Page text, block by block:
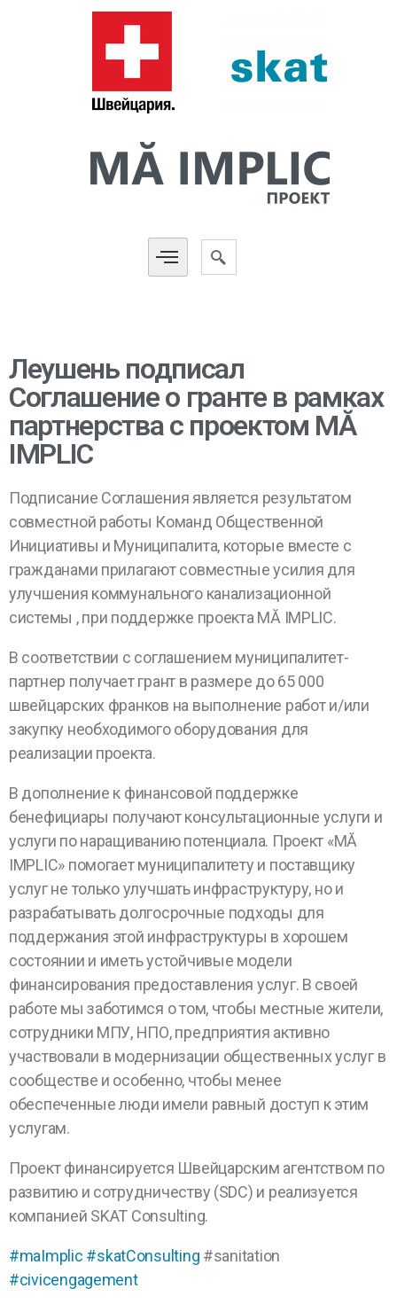
Леушень подписал
Соглашение о гранте в рамках
партнерства с проектом MĂ
IMPLIC
Подписание Соглашения является результатом
совместной работы Команд Общественной
Инициативы и Муниципалита, которые вместе с
гражданами прилагают совместные усилия для
улучшения коммунального канализационной
системы , при поддержке проекта MĂ IMPLIC.
В соответствии с соглашением муниципалитет-
партнер получает грант в размере до 65 000
швейцарских франков на выполнение работ и/или
закупку необходимого оборудования для
реализации проекта.
В дополнение к финансовой поддержке
бенефициары получают консультационные услуги и
услуги по наращиванию потенциала. Проект «MĂ
IMPLIC» помогает муниципалитету и поставщику
услуг не только улучшать инфраструктуру, но и
разрабатывать долгосрочные подходы для
поддержания этой инфраструктуры в хорошем
состоянии и иметь устойчивые модели
финансирования предоставления услуг. В своей
работе мы заботимся о том, чтобы местные жители,
сотрудники МПУ, НПО, предприятия активно
участвовали в модернизации общественных услуг в
сообществе и особенно, чтобы менее
обеспеченные люди имели равный доступ к этим
услугам.
Проект финансируется Швейцарским агентством по
развитию и сотрудничеству (SDC) и реализуется
компанией SKAT Consulting.
#maImplic #skatConsulting #sanitation
#civicengagement